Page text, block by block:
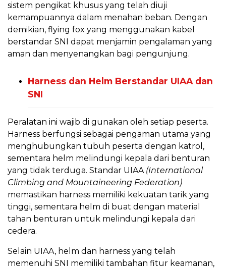
sistem pengikat khusus yang telah diuji
kemampuannya dalam menahan beban. Dengan
demikian, flying fox yang menggunakan kabel
berstandar SNI dapat menjamin pengalaman yang
aman dan menyenangkan bagi pengunjung.
Harness dan Helm Berstandar UIAA dan
SNI
Peralatan ini wajib di gunakan oleh setiap peserta.
Harness berfungsi sebagai pengaman utama yang
menghubungkan tubuh peserta dengan katrol,
sementara helm melindungi kepala dari benturan
yang tidak terduga. Standar UIAA (International
Climbing and Mountaineering Federation)
memastikan harness memiliki kekuatan tarik yang
tinggi, sementara helm di buat dengan material
tahan benturan untuk melindungi kepala dari
cedera.
Selain UIAA, helm dan harness yang telah
memenuhi SNI memiliki tambahan fitur keamanan,